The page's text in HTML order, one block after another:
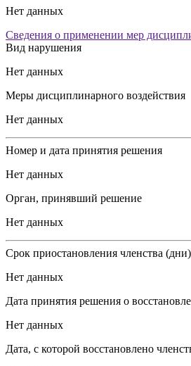
Нет данных
Сведения о применении мер
Вид нарушения
Нет данных
Меры дисциплинарного воздействия
Нет данных
Номер и дата принятия решения
Нет данных
Орган, принявший решение
Нет данных
Срок приостановления членства (дни)
Нет данных
Дата принятия решения о
Нет данных
Дата, с которой восстановлено